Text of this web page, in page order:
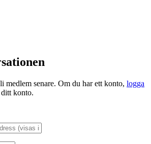
medlem senare. Om du har ett konto, logga
konto.